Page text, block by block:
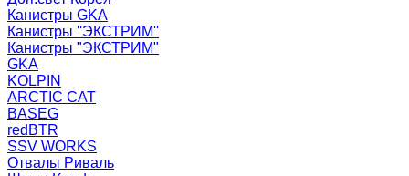
Канистры GKA
Канистры ''ЭКСТРИМ''
Канистры "ЭКСТРИМ"
GKA
KOLPIN
ARCTIC CAT
BASEG
redBTR
SSV WORKS
Отвалы Риваль